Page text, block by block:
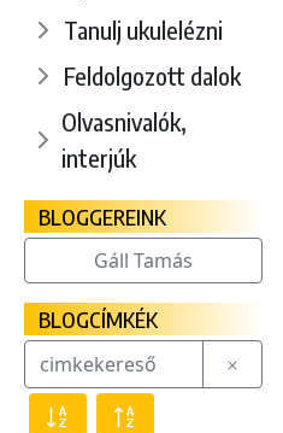
Tanulj ukulelézni
Feldolgozott dalok
Olvasnivalók,
interjúk
BLOGGEREINK
Gáll Tamás
BLOGCÍMKÉK